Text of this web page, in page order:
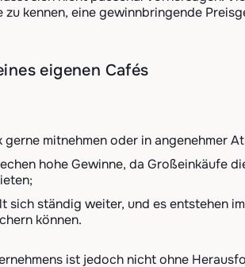
kennen, eine gewinnbringende
eigenen Cafés
gerne mitnehmen oder in angenehmer
hohe Gewinne, da Großeinkäufe
sich ständig weiter, und es entstehen
können.
ist jedoch nicht ohne